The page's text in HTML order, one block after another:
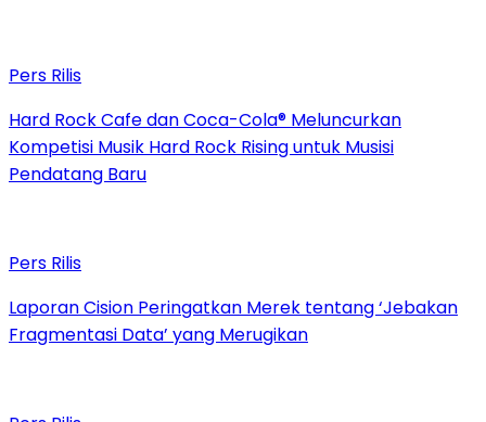
Pers Rilis
Hard Rock Cafe dan Coca-Cola® Meluncurkan
Kompetisi Musik Hard Rock Rising untuk Musisi
Pendatang Baru
Pers Rilis
Laporan Cision Peringatkan Merek tentang ‘Jebakan
Fragmentasi Data’ yang Merugikan